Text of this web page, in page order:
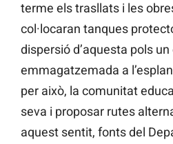
terme els trasllats i les
col·locaran tanques
dispersió d’aquesta pols un
emmagatzemada a
per això, la comunitat
seva i proposar rutes
aquest sentit, fonts del